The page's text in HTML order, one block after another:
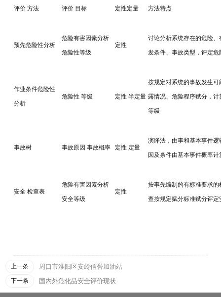
评价 方法 评价 目标 定性定量 方法特点
预先危险性分析
危险有害因素分析
危险性等级
定性
讨论分析系统存在的危险、
发条件、事故类型，评定危
作业条件危险性
分析
危险性 等级 定性 半定量
按规定对系统的事故发生可
露情况、危险程序赋分，计
等级
事故树 事故原因 事故概率 定性 定量
演绎法，由事和基本事件逻
因及条件由基本事件概率计
安全 检查表
危险有害因素分析
安全等级
定性
按事先编制的有标准要求的
查按规定赋分标准赋分评定
上一条 周口市淮阳区安岭信誉加油站
下一条 国内外危化品安全评价现状